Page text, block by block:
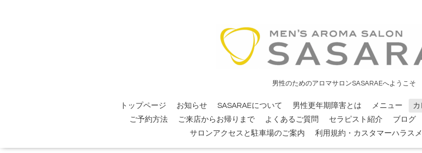
男性のためのアロマサロンSASARAEへようこそ
トップページ お知らせ SASARAEについて 男性更年期障害とは メニュー
ご予約方法
ご来店からお帰りまで よくあるご質問 セラピスト紹介 ブログ
サロンアクセスと駐車場のご案内
利用規約・カスタマーハラス